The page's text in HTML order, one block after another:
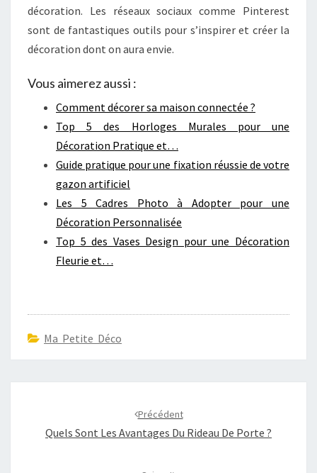
décoration. Les réseaux sociaux comme Pinterest
sont de fantastiques outils pour s’inspirer et créer la
décoration dont on aura envie.
Vous aimerez aussi :
Comment décorer sa maison connectée ?
Top 5 des Horloges Murales pour une
Décoration Pratique et…
Guide pratique pour une fixation réussie de votre
gazon artificiel
Les 5 Cadres Photo à Adopter pour une
Décoration Personnalisée
Top 5 des Vases Design pour une Décoration
Fleurie et…
Ma Petite Déco
Précédent
Quels Sont Les Avantages Du Rideau De Porte ?